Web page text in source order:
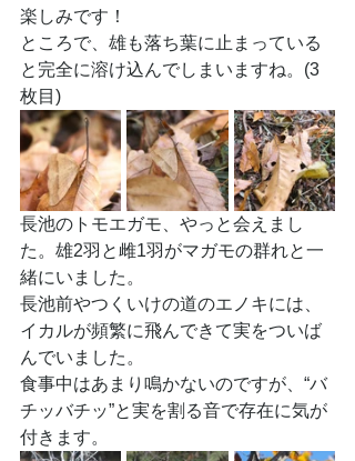
楽しみです！
ところで、雄も落ち葉に止まっている
と完全に溶け込んでしまいますね。(3
枚目)
長池のトモエガモ、やっと会えまし
た。雄2羽と雌1羽がマガモの群れと一
緒にいました。
長池前やつくいけの道のエノキには、
イカルが頻繁に飛んできて実をついば
んでいました。
食事中はあまり鳴かないのですが、“バ
チッバチッ”と実を割る音で存在に気が
付きます。